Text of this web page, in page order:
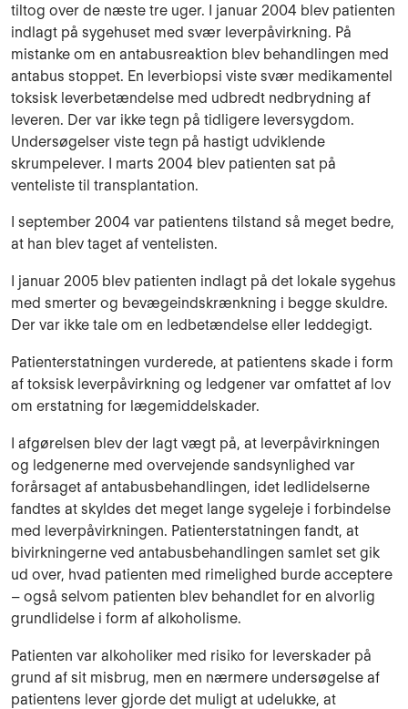
tiltog over de næste tre uger. I januar 2004 blev patienten
indlagt på sygehuset med svær leverpåvirkning. På
mistanke om en antabusreaktion blev behandlingen med
antabus stoppet. En leverbiopsi viste svær medikamentel
toksisk leverbetændelse med udbredt nedbrydning af
leveren. Der var ikke tegn på tidligere leversygdom.
Undersøgelser viste tegn på hastigt udviklende
skrumpelever. I marts 2004 blev patienten sat på
venteliste til transplantation.
I september 2004 var patientens tilstand så meget bedre,
at han blev taget af ventelisten.
I januar 2005 blev patienten indlagt på det lokale sygehus
med smerter og bevægeindskrænkning i begge skuldre.
Der var ikke tale om en ledbetændelse eller leddegigt.
Patienterstatningen vurderede, at patientens skade i form
af toksisk leverpåvirkning og ledgener var omfattet af lov
om erstatning for lægemiddelskader.
I afgørelsen blev der lagt vægt på, at leverpåvirkningen
og ledgenerne med overvejende sandsynlighed var
forårsaget af antabusbehandlingen, idet ledlidelserne
fandtes at skyldes det meget lange sygeleje i forbindelse
med leverpåvirkningen. Patienterstatningen fandt, at
bivirkningerne ved antabusbehandlingen samlet set gik
ud over, hvad patienten med rimelighed burde acceptere
– også selvom patienten blev behandlet for en alvorlig
grundlidelse i form af alkoholisme.
Patienten var alkoholiker med risiko for leverskader på
grund af sit misbrug, men en nærmere undersøgelse af
patientens lever gjorde det muligt at udelukke, at